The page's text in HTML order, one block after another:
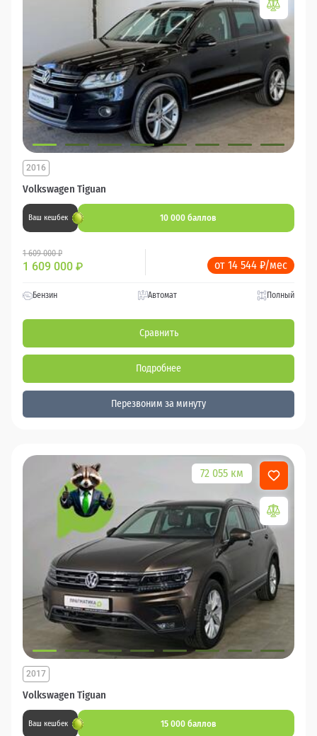
Volkswagen Tiguan
2016
Ваш кешбек 10 000 баллов
1 609 000 ₽
1 609 000 ₽ от 14 544 ₽/мес
Бензин Автомат Полный
Сравнить
Подробнее
Перезвоним за минуту
72 055 км
Volkswagen Tiguan
2017
Ваш кешбек 15 000 баллов